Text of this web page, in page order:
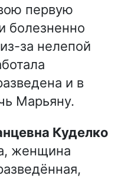
первую
болезненно
за нелепой
и в
Марьяну.
Куделко
женщина